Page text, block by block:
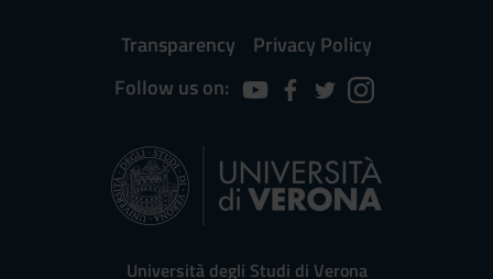
Transparency
Privacy Policy
Follow us on:
Università degli Studi di Verona